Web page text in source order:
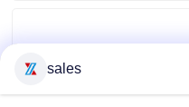
泡消防車
ドライパウダー消防車
sales